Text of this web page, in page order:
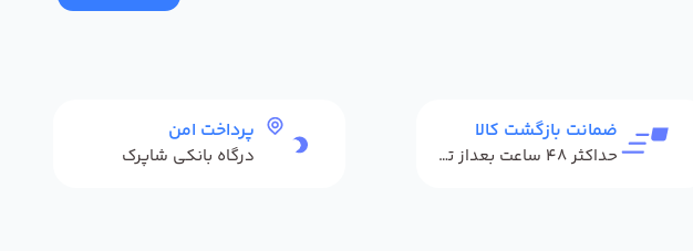
ضمانت بازگشت کالا
حداکثر 48 ساعت بعداز تحویل
پرداخت امن
درگاه بانکی شاپرک